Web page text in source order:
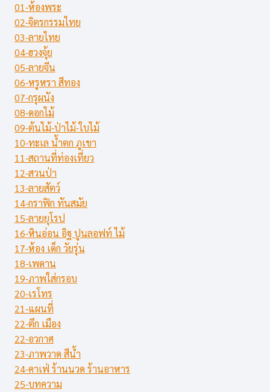
01-ห้องพระ
02-จิตรกรรมไทย
03-ลายไทย
04-ฮวงจุ้ย
05-ลายจีน
06-หรูหรา สีทอง
07-กรุผนัง
08-ดอกไม้
09-ต้นไม้-ป่าไม้-ใบไม้
10-ทะเล น้ำตก ภูเขา
11-สถานที่ท่องเที่ยว
12-สวนป่า
13-ลายสัตว์
14-กราฟิก ทันสมัย
15-ลายยุโรป
16-หินอ่อน อิฐ ปูนลอฟท์ ไม้
17-ห้อง เด็ก วัยรุ่น
18-เพดาน
19-ภาพใส่กรอบ
20-เรโทร
21-แผนที่
22-ตึก เมือง
22-อวกาศ
23-ภาพวาด สีน้ำ
24-คาเฟ่ ร้านนวด ร้านอาหาร
25-บทความ